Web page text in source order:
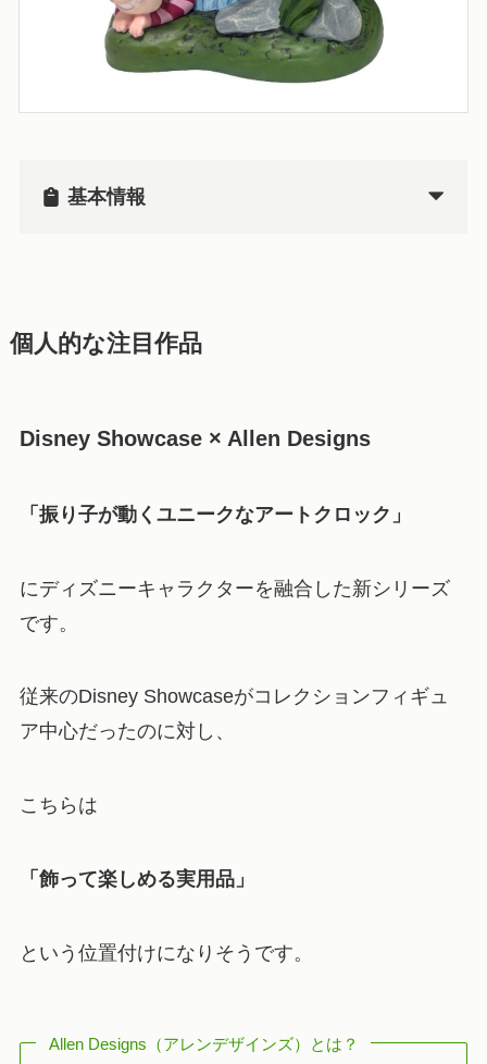
基本情報
個人的な注目作品
Disney Showcase × Allen Designs
「振り子が動くユニークなアートクロック」
にディズニーキャラクターを融合した新シリーズ
です。
従来のDisney Showcaseがコレクションフィギュ
ア中心だったのに対し、
こちらは
「飾って楽しめる実用品」
という位置付けになりそうです。
Allen Designs（アレンデザインズ）とは？